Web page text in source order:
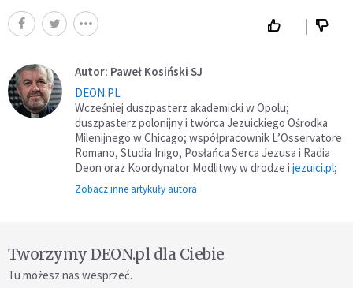
Autor: Paweł Kosiński SJ
DEON.PL
Wcześniej duszpasterz akademicki w Opolu;
duszpasterz polonijny i twórca Jezuickiego Ośrodka
Milenijnego w Chicago; współpracownik L’Osservatore
Romano, Studia Inigo, Posłańca Serca Jezusa i Radia
Deon oraz Koordynator Modlitwy w drodze i jezuici.pl;
Zobacz inne artykuły autora
Tworzymy DEON.pl dla Ciebie
Tu możesz nas wesprzeć.